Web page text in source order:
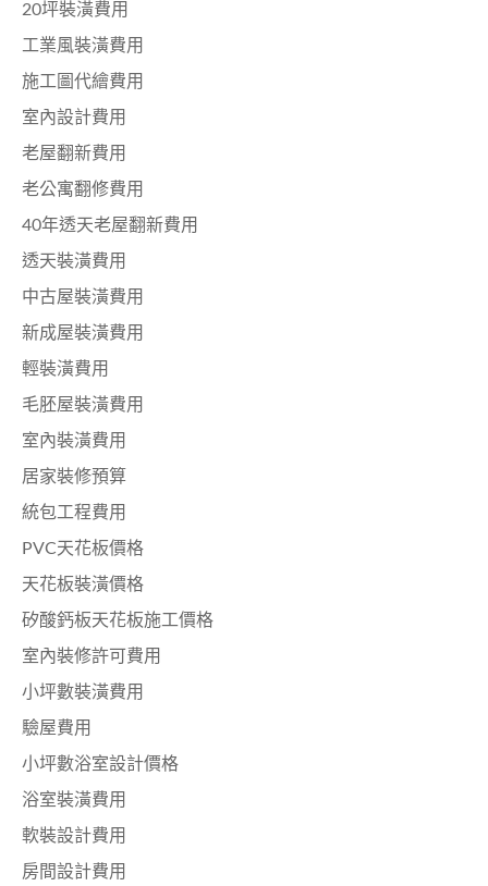
20坪裝潢費用
工業風裝潢費用
施工圖代繪費用
室內設計費用
老屋翻新費用
老公寓翻修費用
40年透天老屋翻新費用
透天裝潢費用
中古屋裝潢費用
新成屋裝潢費用
輕裝潢費用
毛胚屋裝潢費用
室內裝潢費用
居家裝修預算
統包工程費用
PVC天花板價格
天花板裝潢價格
矽酸鈣板天花板施工價格
室內裝修許可費用
小坪數裝潢費用
驗屋費用
小坪數浴室設計價格
浴室裝潢費用
軟裝設計費用
房間設計費用